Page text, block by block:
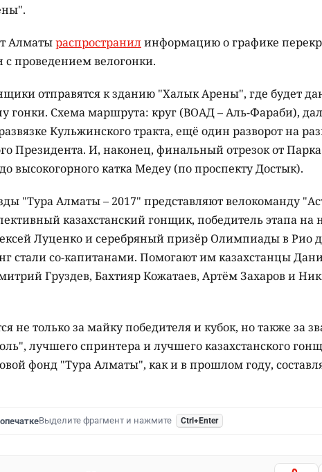
Алматыраспространилинформацию о графике
с проведением велогонки.
отправятся к зданию "Халык Арены", где будет
гонки. Схема маршрута: круг (ВОАД – Аль-Фараби),
Кульжинского тракта, ещё один разворот на
Президента. И, наконец, финальный отрезок от
высокогорного катка Медеу (по проспекту Достык).
"Тура Алматы – 2017" представляют велокоманду
казахстанский гонщик, победитель этапа на
Луценко и серебряный призёр Олимпиады в Рио
стали со-капитанами. Помогают им казахстанцы
Груздев, Бахтияр Кожатаев, Артём Захаров и
не только за майку победителя и кубок, но также за
лучшего спринтера и лучшего казахстанского
фонд "Тура Алматы", как и в прошлом году,
Выделите фрагмент и нажмите Ctrl+Enter